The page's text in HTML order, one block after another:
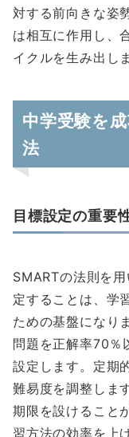
対する前向きな姿
は相互に作用し、
イクルを生み出し
中学受験を
法
目標設定の重要
SMARTの法則を
定することは、学
ための基盤になり
問題を正解率70％
設定します。定期
難易度を調整しま
期限を設けること
習方法の効率を上